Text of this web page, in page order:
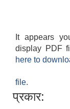
It appears
display PDF
here to
file.
प्रकार: